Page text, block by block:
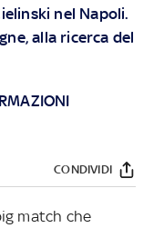
nel Napoli.
alla ricerca del
CONDIVIDI
match che